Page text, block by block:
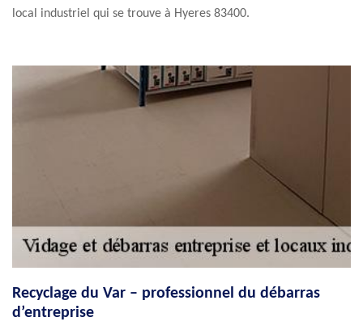
local industriel qui se trouve à Hyeres 83400.
Recyclage du Var – professionnel du débarras
d’entreprise